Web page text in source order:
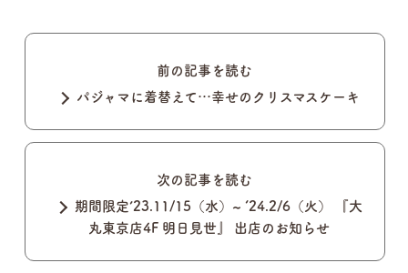
前の記事を読む
パジャマに着替えて…幸せのクリスマスケーキ
次の記事を読む
期間限定’23.11/15（水）~ ‘24.2/6（火） 『大
丸東京店4F 明日見世』 出店のお知らせ